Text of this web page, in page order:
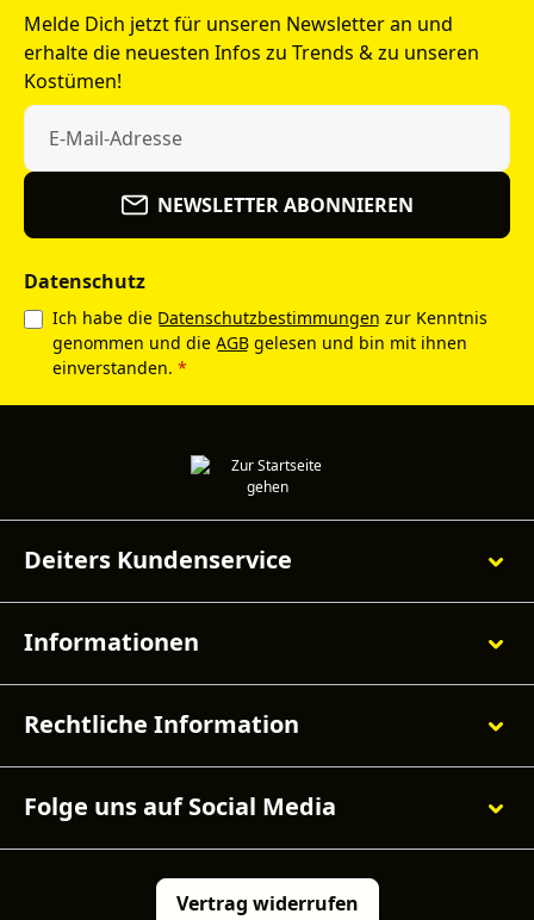
Melde Dich jetzt für unseren Newsletter an und
erhalte die neuesten Infos zu Trends & zu unseren
Kostümen!
NEWSLETTER ABONNIEREN
Datenschutz
Ich habe die Datenschutzbestimmungen zur Kenntnis
genommen und die AGB gelesen und bin mit ihnen
einverstanden. *
Deiters Kundenservice
Informationen
Rechtliche Information
Folge uns auf Social Media
Vertrag widerrufen